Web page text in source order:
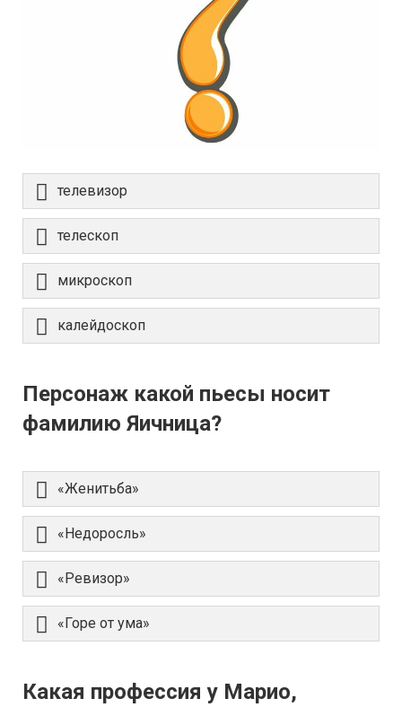
телевизор
телескоп
микроскоп
калейдоскоп
Персонаж какой пьесы носит
фамилию Яичница?
«Женитьба»
«Недоросль»
«Ревизор»
«Горе от ума»
Какая профессия у Марио,